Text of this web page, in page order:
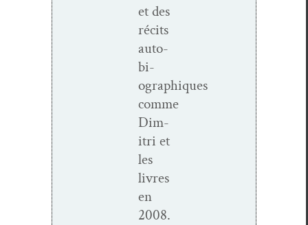
et des
réc­its
auto­
bi­
ographiques
comme
Dim­
itri et
les
livres
en
2008.